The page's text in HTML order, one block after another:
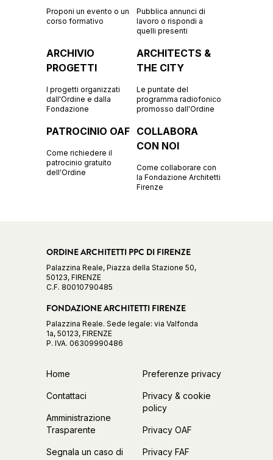
Proponi un evento o un
corso formativo
Pubblica annunci di
lavoro o rispondi a
quelli presenti
ARCHIVIO
PROGETTI
I progetti organizzati
dall'Ordine e dalla
Fondazione
ARCHITECTS &
THE CITY
Le puntate del
programma radiofonico
promosso dall'Ordine
PATROCINIO OAF
Come richiedere il
patrocinio gratuito
dell'Ordine
COLLABORA
CON NOI
Come collaborare con
la Fondazione Architetti
Firenze
ORDINE ARCHITETTI PPC DI FIRENZE
Palazzina Reale, Piazza della Stazione 50,
50123, FIRENZE
C.F. 80010790485
FONDAZIONE ARCHITETTI FIRENZE
Palazzina Reale. Sede legale: via Valfonda
1a, 50123, FIRENZE
P. IVA. 06309990486
Home
Contattaci
Amministrazione
Trasparente
Segnala un caso di
Preferenze privacy
Privacy & cookie
policy
Privacy OAF
Privacy FAF